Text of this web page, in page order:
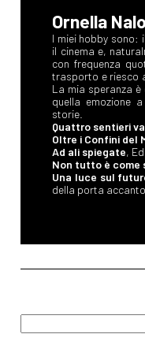
Ornella
I miei hobby sono:
il cinema e,
con frequenza
trasporto e riesco
La mia speranza è
quella emozione
storie.
Quattro sentieri
Oltre i Confini del
Ad ali spiegate,
Non tutto è come
Una luce sul
della porta accanto.